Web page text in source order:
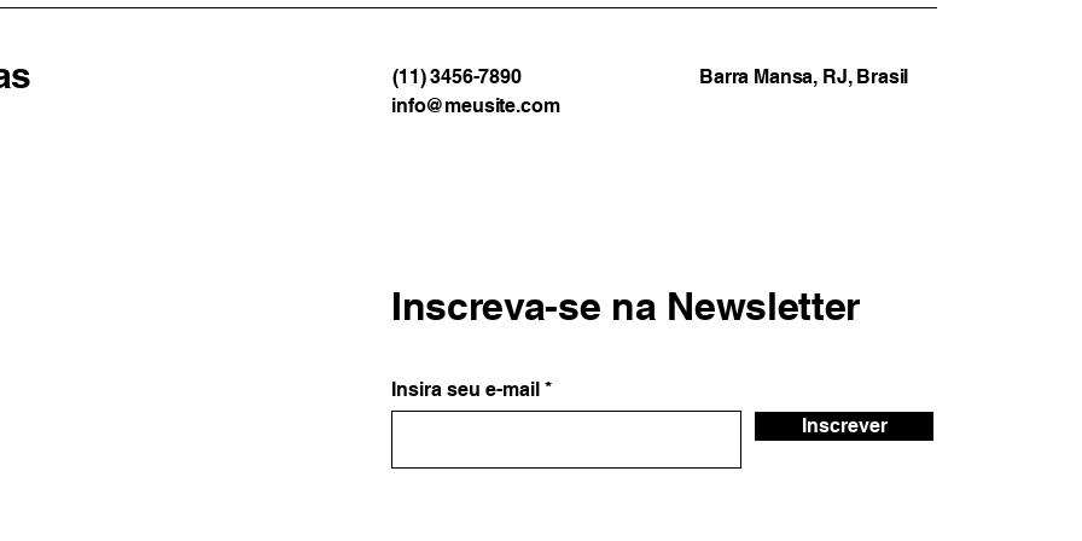
(11) 3456-7890
Barra Mansa, RJ, Brasil
info@meusite.com
Inscreva-se na Newsletter
Insira seu e-mail
Inscrever